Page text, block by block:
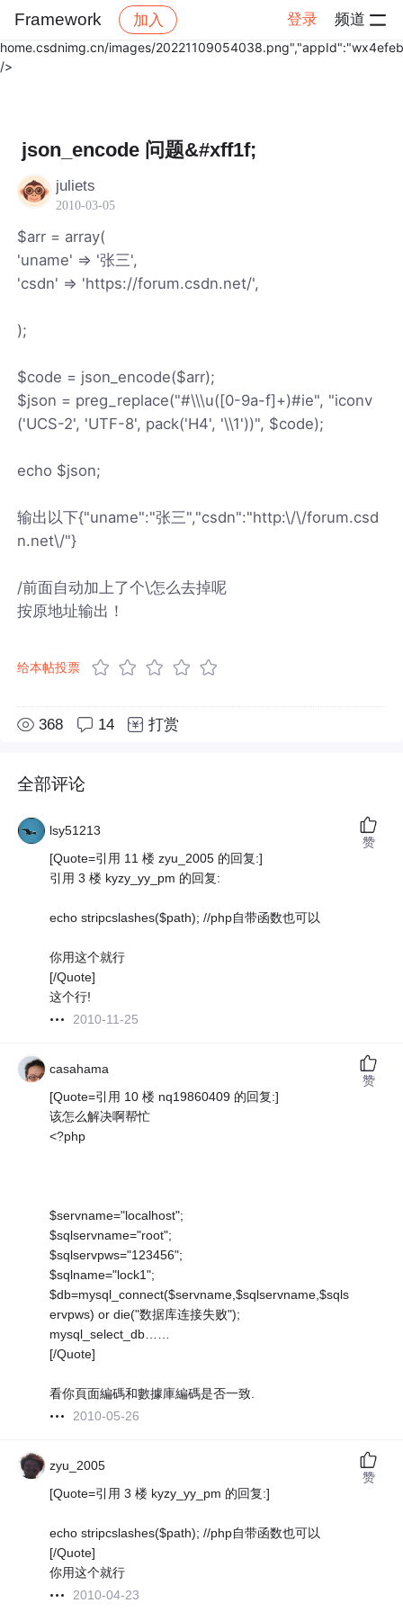
三',","link":"https://bbs.csdn.net/topics/
home.csdnimg.cn/images/
/>
Framework 加入 登录 频道
社区 Framework 帖子详情
json_encode 问题&#xff1f;
juliets
2010-03-05
$arr = array(
'uname' => '张三',
'csdn' => 'https://forum.csdn.net/',
);
$code = json_encode($arr);
$json = preg_replace("#\\\u([0-9a-f]+)#ie", "iconv
('UCS-2', 'UTF-8', pack('H4', '\\1'))", $code);
echo $json;
输出以下{"uname":"张三","csdn":"http:\/\/forum.csd
n.net\/"}
/前面自动加上了个\怎么去掉呢
按原地址输出！
给本帖投票
368 14 打赏
全部评论
lsy51213
[Quote=引用 11 楼 zyu_2005 的回复:]
引用 3 楼 kyzy_yy_pm 的回复:
echo stripcslashes($path); //php自带函数也可以
你用这个就行
[/Quote]
这个行!
2010-11-25
赞
casahama
[Quote=引用 10 楼 nq19860409 的回复:]
该怎么解决啊帮忙
<?php
$servname="localhost";
$sqlservname="root";
$sqlservpws="123456";
$sqlname="lock1";
$db=mysql_connect($servname,$sqlservname,$sqls
ervpws) or die("数据库连接失败");
mysql_select_db……
[/Quote]
看你頁面編碼和數據庫編碼是否一致.
2010-05-26
赞
zyu_2005
[Quote=引用 3 楼 kyzy_yy_pm 的回复:]
echo stripcslashes($path); //php自带函数也可以
[/Quote]
你用这个就行
2010-04-23
赞